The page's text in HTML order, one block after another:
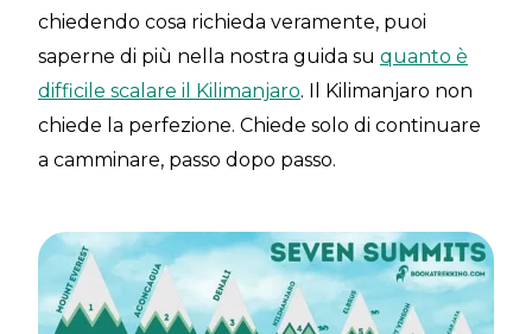
chiedendo cosa richieda veramente, puoi
saperne di più nella nostra guida su quanto è
difficile scalare il Kilimanjaro. Il Kilimanjaro non
chiede la perfezione. Chiede solo di continuare
a camminare, passo dopo passo.